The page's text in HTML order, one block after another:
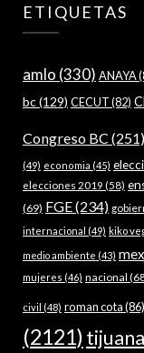
ETIQUETAS
amlo (330) ANAYA
bc(129) CECUT(82)
Congreso BC (251)
(49) economia (45)
elecciones 2019 (58)
(69) FGE(234)
internacional (49) kiko
medio ambiente (43)
mujeres (46) nacional
civil (48) roman cota(86)
(2121) tijuana